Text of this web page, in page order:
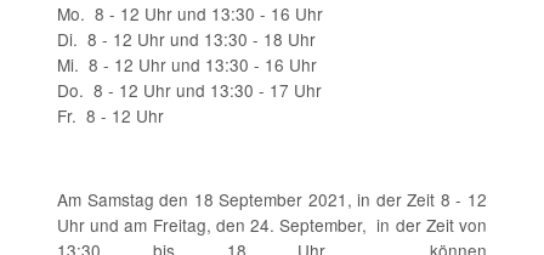
Mo. 8 - 12 Uhr und 13:30 - 16 Uhr
Di. 8 - 12 Uhr und 13:30 - 18 Uhr
Mi. 8 - 12 Uhr und 13:30 - 16 Uhr
Do. 8 - 12 Uhr und 13:30 - 17 Uhr
Fr. 8 - 12 Uhr
Am Samstag den 18 September 2021, in der Zeit 8 - 12
Uhr und am Freitag, den 24. September, in der Zeit von